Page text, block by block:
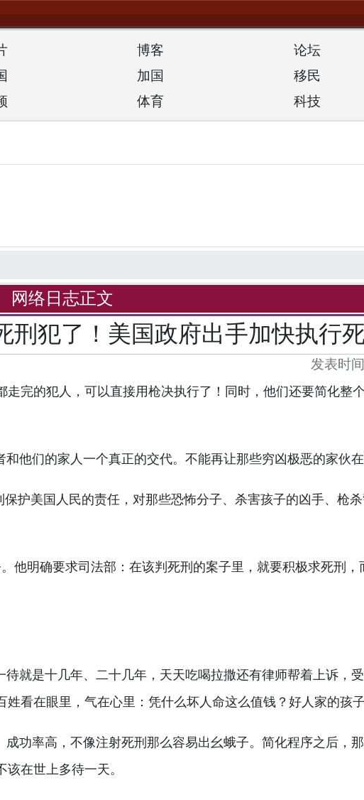
博客 论坛
加国 移民
体育 科技
网络日志正文
犯了！美国政府出手加快执行死
发表时间
完的犯人，可以直接用枪决执行了！同时，他们还要简化整
他们的家人一个真正的交代。不能再让那些穷凶极恶的家伙在
护美国人民的责任，对那些恐怖分子、杀害孩子的凶手、枪
他明确要求司法部：在该判死刑的案子里，就要积极求死刑
就是十几年、二十几年，天天吃喝拉撒还有律师帮着上诉，
看在眼里，气在心里：凭什么坏人命这么值钱？好人家的孩
功率高，不像注射死刑那么容易出幺蛾子。简化程序之后，
在世上多待一天。